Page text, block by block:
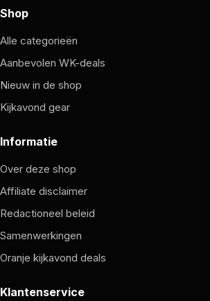
Shop
Alle categorieën
Aanbevolen WK-deals
Nieuw in de shop
Kijkavond gear
Informatie
Over deze shop
Affiliate disclaimer
Redactioneel beleid
Samenwerkingen
Oranje kijkavond deals
Klantenservice